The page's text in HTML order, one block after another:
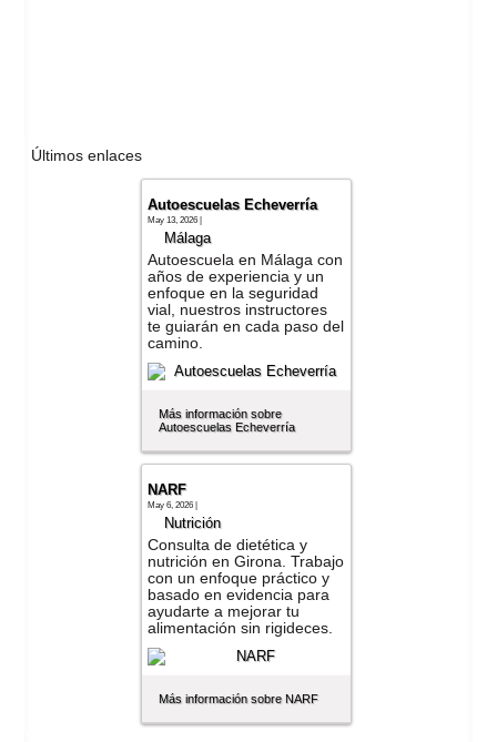
Últimos enlaces
Autoescuelas Echeverría
May 13, 2026 |
Málaga
Autoescuela en Málaga con
años de experiencia y un
enfoque en la seguridad
vial, nuestros instructores
te guiarán en cada paso del
camino.
Más información sobre
Autoescuelas Echeverría
NARF
May 6, 2026 |
Nutrición
Consulta de dietética y
nutrición en Girona. Trabajo
con un enfoque práctico y
basado en evidencia para
ayudarte a mejorar tu
alimentación sin rigideces.
Más información sobre NARF